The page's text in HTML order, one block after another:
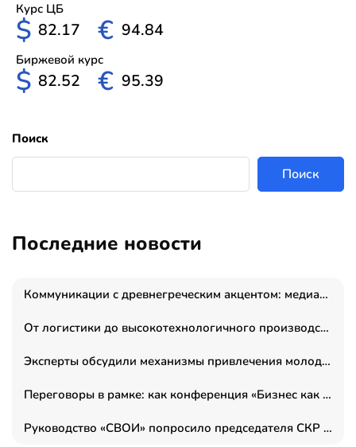
Курс ЦБ
$ 82.17 € 94.84
Биржевой курс
$ 82.52 € 95.39
Поиск
Поиск
Последние новости
Коммуникации с древнегреческим акцентом: медиаменеджер и журналист Владимир Дергачев запустил коммуникационное агентство «Сократ 2.0»
От логистики до высокотехнологичного производства: как основатель “гагаринга” выстраивает экосистему безопасности и гражданских БПЛА
Эксперты обсудили механизмы привлечения молодых специалистов в промышленные города
Переговоры в рамке: как конференция «Бизнес как искусство» переформатирует деловой этикет в стенах ТПП РФ
Руководство «СВОИ» попросило председателя СКР дать правовую оценку обысков в тыловом штабе